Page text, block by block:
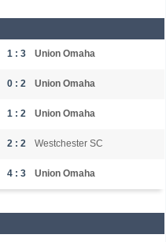
1 : 3 Union Omaha
0 : 2 Union Omaha
1 : 2 Union Omaha
2 : 2 Westchester SC
4 : 3 Union Omaha